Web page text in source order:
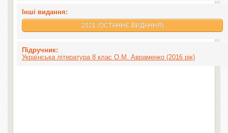
Інші видання:
2021 (ОСТАННЄ ВИДАННЯ)
Підручник:
Українська література 8 клас О.М. Авраменко (2016 рік)